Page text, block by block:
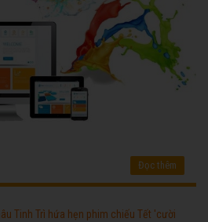
Đọc thêm
Tinh Trì hứa hẹn phim chiếu Tết 'cười